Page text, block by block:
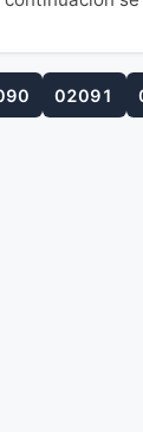
02091